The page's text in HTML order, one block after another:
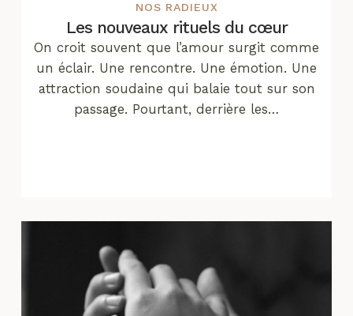
NOS RADIEUX
Les nouveaux rituels du cœur
On croit souvent que l’amour surgit comme
un éclair. Une rencontre. Une émotion. Une
attraction soudaine qui balaie tout sur son
passage. Pourtant, derrière les…